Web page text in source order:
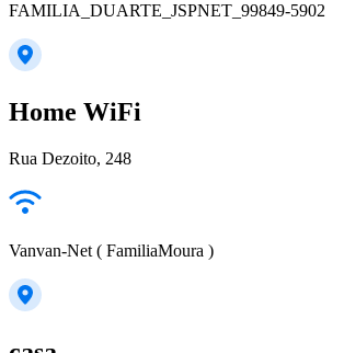
FAMILIA_DUARTE_JSPNET_99849-5902
Home WiFi
Rua Dezoito, 248
Vanvan-Net ( FamiliaMoura )